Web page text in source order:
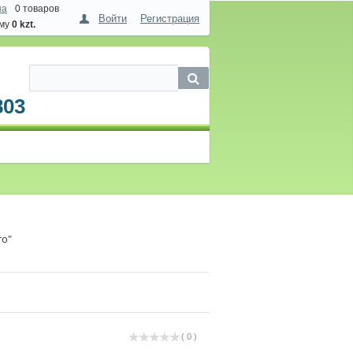
0 товаров
0 kzt. Войти Регистрация
( 0 )